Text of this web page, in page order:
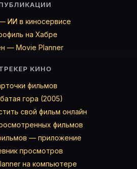
ИИ в киносервисе
на Хабре
— Movie Planner
КИНО
фильмов
гора (2005)
свой фильм онлайн
фильмов
— приложение
просмотров
на компьютере